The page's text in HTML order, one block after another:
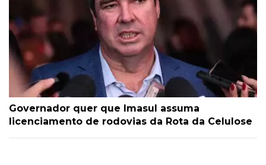
Governador quer que Imasul assuma
licenciamento de rodovias da Rota da Celulose